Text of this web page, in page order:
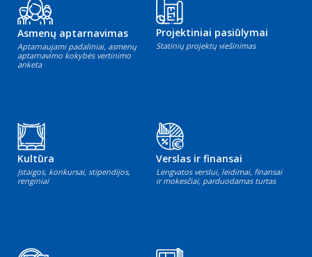
Asmenų aptarnavimas
Aptarnaujami padaliniai, asmenų
aptarnavimo kokybės vertinimo
anketa
Projektiniai pasiūlymai
Statinių projektų viešinimas
Kultūra
Įstaigos, konkursai, stipendijos,
renginiai
Verslas ir finansai
Lengvatos verslui, leidimai, finansai
ir mokesčiai, parduodamas turtas